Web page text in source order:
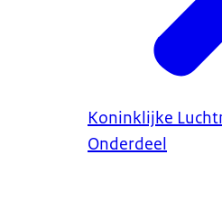
Koninklijke
Onderdeel